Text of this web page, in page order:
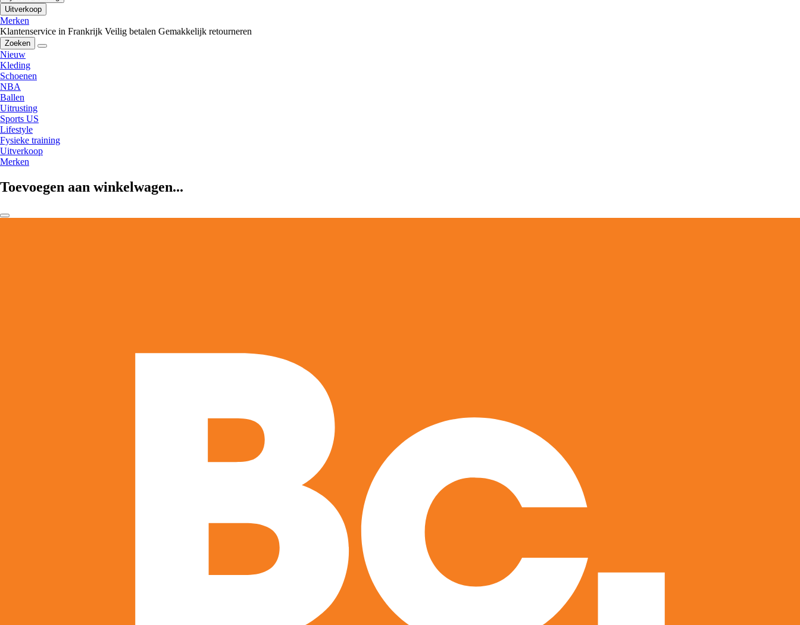
Uitverkoop
Merken
Klantenservice in Frankrijk Veilig betalen Gemakkelijk retourneren
Zoeken
Nieuw
Kleding
Schoenen
NBA
Ballen
Uitrusting
Sports US
Lifestyle
Fysieke training
Uitverkoop
Merken
Toevoegen aan winkelwagen...